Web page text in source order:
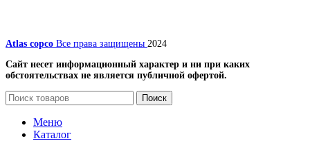
Atlas copco Все права защищены 2024
Сайт несет информационный характер и ни при каких
обстоятельствах не является публичной офертой.
Поиск
Меню
Каталог